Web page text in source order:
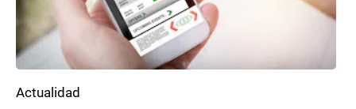
Actualidad